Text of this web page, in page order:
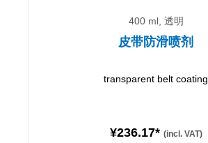
400 ml, 透明
皮带防滑喷剂
transparent belt coating
¥236.17* (incl. VAT)